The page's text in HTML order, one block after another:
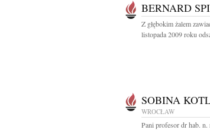
BERNARD
Z głębokim żalem
listopada 2009 roku
SOBINA
WROCŁAW
Pani profesor dr hab.